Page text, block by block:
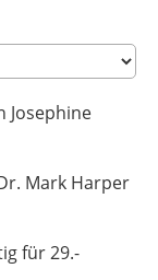
Josephine
Dr. Mark Harper
für 29.-